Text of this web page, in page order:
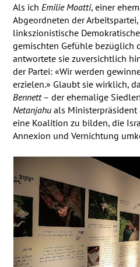
Als ich Emilie Moatti, einer
Abgeordneten der
linkszionistische
gemischten Gefühle bezüglich
antwortete sie zuversichtlich
der Partei: «Wir werden
erzielen.» Glaubt sie wirklich,
Bennett– der ehemalige
Netanjahuals Ministerpräsident
eine Koalition zu bilden, die
Annexion und Vernichtung